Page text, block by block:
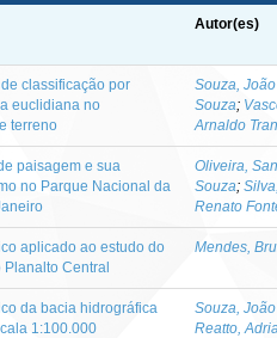
Autor(es)
classificação por
euclidiana no
terreno
Souza,
Souza;
Arnaldo
paisagem e sua
no Parque Nacional da
Oliveira,
Souza;
Renato
aplicado ao estudo do
Planalto Central
Mendes,
da bacia hidrográfica
1:100.000
Souza,
Reatto,